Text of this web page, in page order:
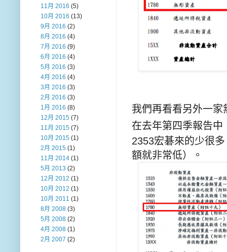
我們再看看另外一
在去年第四季報告中
2353宏碁來的少很多
額就非常低）。
11月 2016 (5)
10月 2016 (13)
9月 2016 (2)
8月 2016 (4)
7月 2016 (9)
6月 2016 (4)
5月 2016 (3)
4月 2016 (4)
3月 2016 (3)
2月 2016 (3)
1月 2016 (8)
12月 2015 (7)
11月 2015 (7)
10月 2015 (1)
2月 2015 (1)
11月 2014 (1)
5月 2013 (2)
12月 2012 (1)
10月 2012 (1)
10月 2011 (1)
8月 2008 (3)
5月 2008 (2)
4月 2008 (1)
2月 2007 (2)